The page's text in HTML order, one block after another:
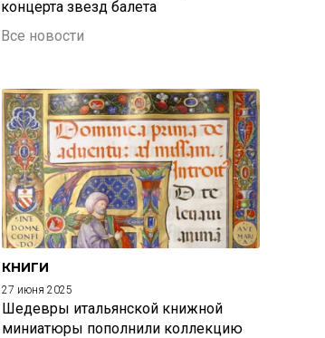
концерта звезд балета
Все новости
КНИГИ
27 июня 2025
Шедевры итальянской книжной
миниатюры пополнили коллекцию